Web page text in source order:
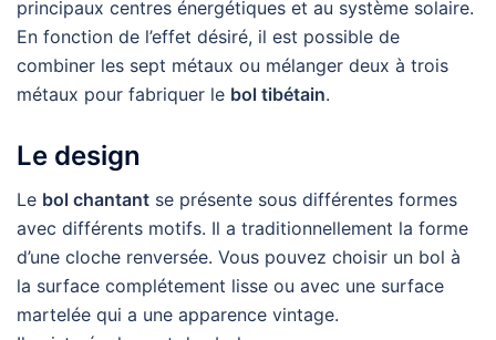
principaux centres énergétiques et au système solaire.
En fonction de l’effet désiré, il est possible de
combiner les sept métaux ou mélanger deux à trois
métaux pour fabriquer le bol tibétain.
Le design
Le bol chantant se présente sous différentes formes
avec différents motifs. Il a traditionnellement la forme
d’une cloche renversée. Vous pouvez choisir un bol à
la surface complétement lisse ou avec une surface
martelée qui a une apparence vintage.